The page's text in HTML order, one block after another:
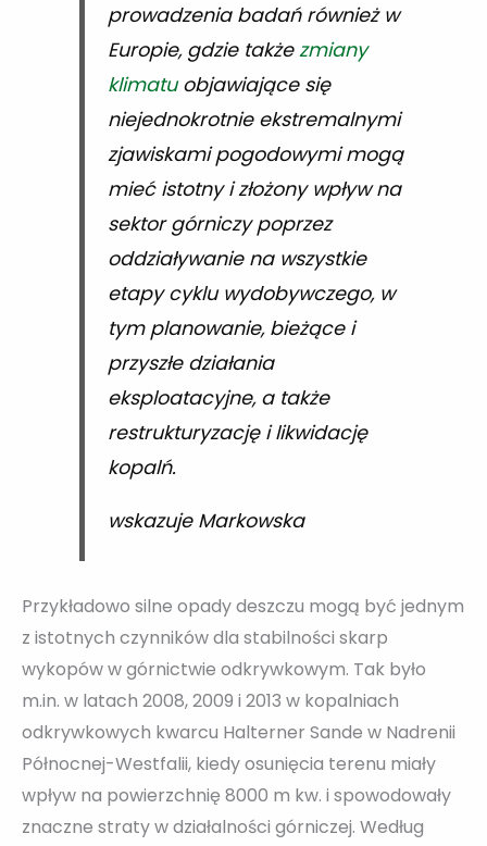
prowadzenia badań również w
Europie, gdzie takżezmiany
klimatuobjawiające się
niejednokrotnie ekstremalnymi
zjawiskami pogodowymi mogą
mieć istotny i złożony wpływ na
sektor górniczy poprzez
oddziaływanie na wszystkie
etapy cyklu wydobywczego, w
tym planowanie, bieżące i
przyszłe działania
eksploatacyjne, a także
restrukturyzację i likwidację
kopalń.
wskazuje Markowska
Przykładowo silne opady deszczu mogą być jednym
z istotnych czynników dla stabilności skarp
wykopów w górnictwie odkrywkowym. Tak było
m.in. w latach 2008, 2009 i 2013 w kopalniach
odkrywkowych kwarcu Halterner Sande w Nadrenii
Północnej-Westfalii, kiedy osunięcia terenu miały
wpływ na powierzchnię 8000 m kw. i spowodowały
znaczne straty w działalności górniczej. Według